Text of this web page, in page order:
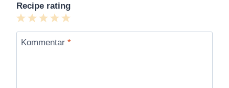
Recipe rating
5
Stars
4
Stars
3
Stars
2
Stars
1
Star
Kommentar *